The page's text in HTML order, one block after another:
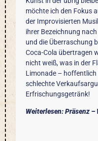
möchte ich den Fokus
der Improvisierten
ihrer Bezeichnung
und die Überraschung
Coca-Cola übertragen
nicht weiß, was in der
Limonade –
schlechte
Erfrischungsgetränk!
Weiterlesen: Präsenz –